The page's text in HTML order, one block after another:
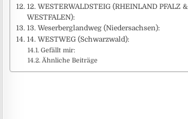
12. WESTERWALDSTEIG (RHEINLAND PFALZ
WESTFALEN):
13. Weserberglandweg (Niedersachsen):
14. WESTWEG (Schwarzwald):
Gefällt mir:
Ähnliche Beiträge